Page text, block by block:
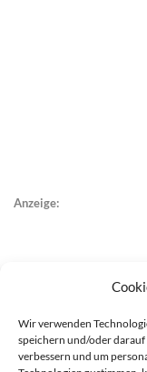
Wir verwenden
speichern und/oder
verbessern und um
Anzeige: